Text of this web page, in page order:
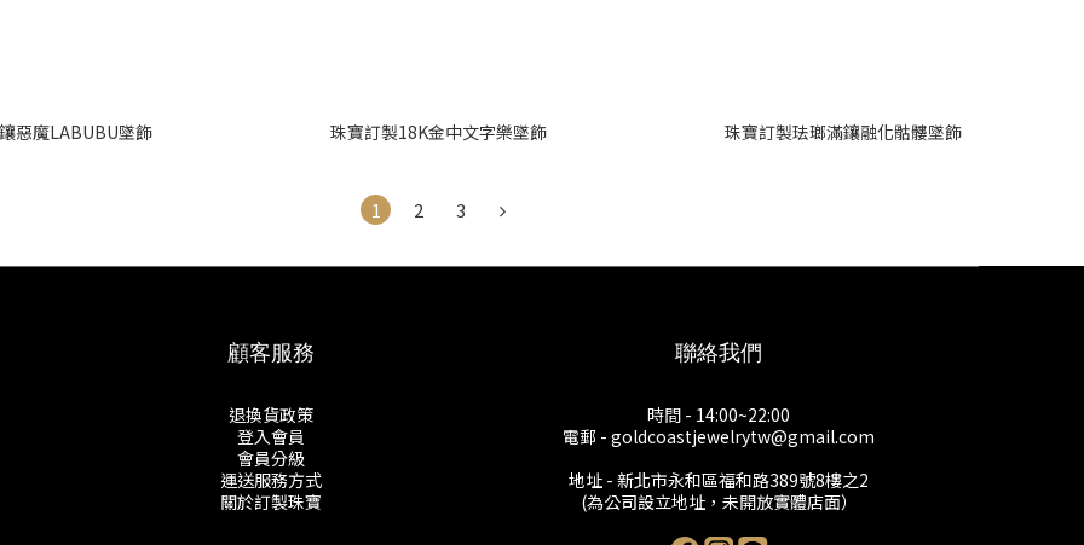
惡魔LABUBU墜飾 珠寶訂製18K金中文字樂墜飾 珠寶訂製珐瑯滿鑲融化骷髏墜飾
1 2 3
顧客服務
退換貨政策
登入會員
會員分級
運送服務方式
關於訂製珠寶
聯絡我們
時間 - 14:00~22:00
電郵 - goldcoastjewelrytw@gmail.com
地址 - 新北市永和區福和路389號8樓之2
(為公司設立地址，未開放實體店面）